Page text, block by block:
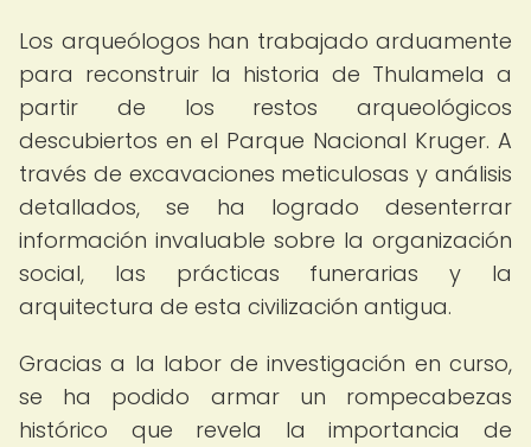
Los arqueólogos han trabajado arduamente
para reconstruir la historia de Thulamela a
partir de los restos arqueológicos
descubiertos en el Parque Nacional Kruger. A
través de excavaciones meticulosas y análisis
detallados, se ha logrado desenterrar
información invaluable sobre la organización
social, las prácticas funerarias y la
arquitectura de esta civilización antigua.
Gracias a la labor de investigación en curso,
se ha podido armar un rompecabezas
histórico que revela la importancia de